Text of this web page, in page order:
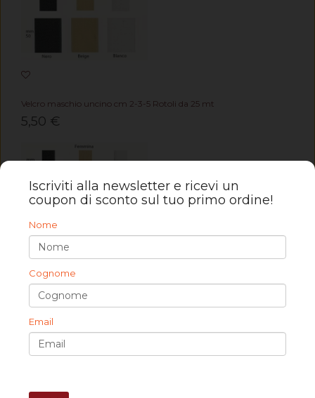
Velcro maschio uncino cm 2-3-5 Rotoli da 25 mt
5,50 €
5,00 €
Iscriviti alla newsletter e ricevi un
coupon di sconto sul tuo primo ordine!
Nome
Cognome
Email